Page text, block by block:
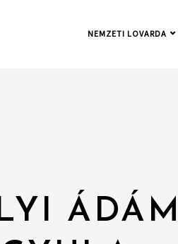
NEMZETI LOVARDA